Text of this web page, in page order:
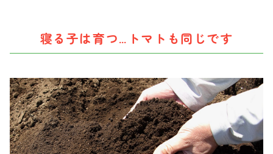
寝る子は育つ…トマトも同じです